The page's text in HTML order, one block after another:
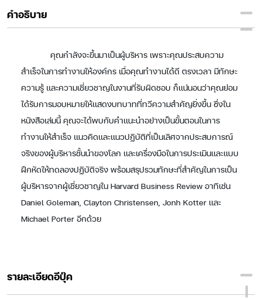
คำอธิบาย
คุณกำลังจะขึ้นมาเป็นผู้บริหาร เพราะคุณประสบความ
สำเร็จในการทำงานให้องค์กร เมื่อคุณทำงานได้ดี ตรงเวลา มีทักษะ
ความรู้ และความเชี่ยวชาญในงานที่รับผิดชอบ ก็แน่นอนว่าคุณย่อม
ได้รับการมอบหมายให้แสดงบทบาทที่ทวีความสำคัญยิ่งขึ้น ซึ่งใน
หนังสือเล่มนี้ คุณจะได้พบกับคำแนะนำอย่างเป็นขั้นตอนในการ
ทำงานให้สำเร็จ แนวคิดและแนวปฏิบัติที่เป็นเลิศจากประสบการณ์
จริงของผู้บริหารชั้นนำของโลก และเครื่องมือในการประเมินและแบบ
ฝึกหัดให้ทดลองปฏิบัติจริง พร้อมสรุปรวมทักษะที่สำคัญในการเป็น
ผู้บริหารจากผู้เชี่ยวชาญใน Harvard Business Review อาทิเช่น
Daniel Goleman, Clayton Christensen, Jonh Kotter และ
Michael Porter อีกด้วย
รายละเอียดอีบุ๊ค